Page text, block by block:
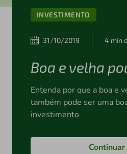
INVESTIMENTO
31/10/2019 4 min
Boa e velha
Entenda por que a boa e
também pode ser uma
investimento